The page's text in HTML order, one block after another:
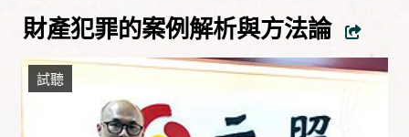
財產犯罪的案例解析與方法論